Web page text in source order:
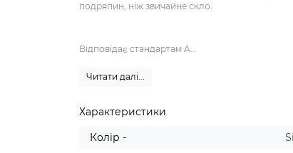
подряпин, ніж звичайне скло.
Відповідає стандартам A...
Читати далі...
Характеристики
Колір -